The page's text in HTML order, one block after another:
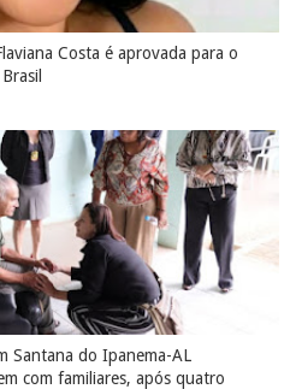
Costa é aprovada para o
Santana do Ipanema-AL
com familiares, após quatro